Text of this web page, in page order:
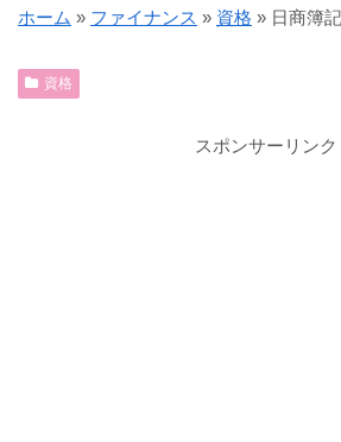
ホーム » ファイナンス » 資格 » 日商簿
資格
スポンサーリンク